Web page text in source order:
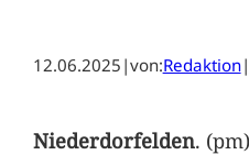
12.06.2025 |von:Redaktion|
Niederdorfelden.